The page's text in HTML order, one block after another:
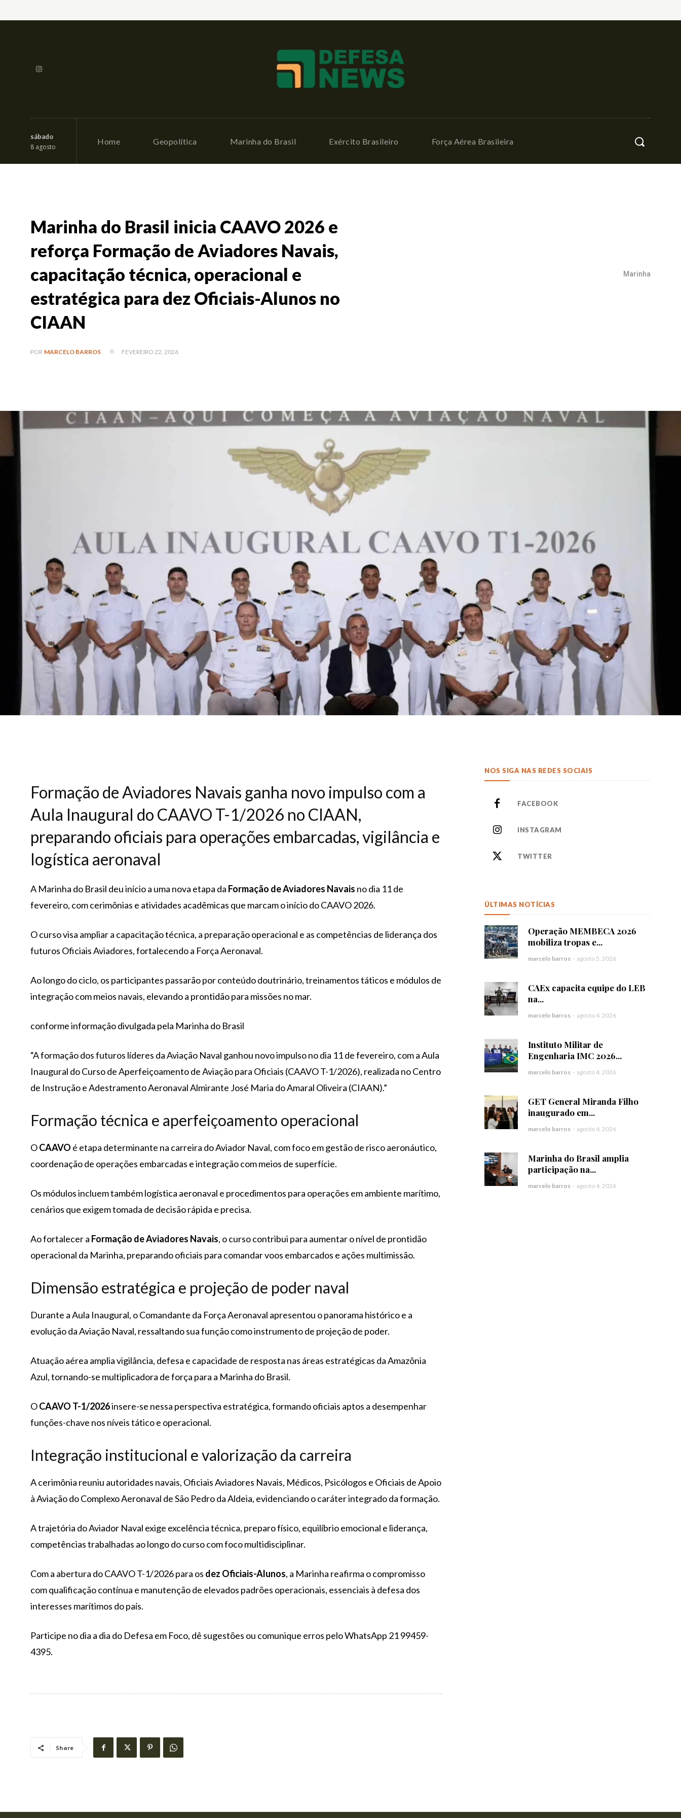
sábado
8 agosto
Home Geopolítica Marinha do Brasil Exército Brasileiro Força Aérea Brasileira
Marinha do Brasil inicia CAAVO 2026 e
reforça Formação de Aviadores Navais,
capacitação técnica, operacional e
estratégica para dez Oficiais-Alunos no
CIAAN
Marinha
POR MARCELO BARROS FEVEREIRO 22, 2026
Formação de Aviadores Navais ganha novo impulso com a
Aula Inaugural do CAAVO T-1/2026 no CIAAN,
preparando oficiais para operações embarcadas, vigilância e
logística aeronaval
A Marinha do Brasil deu início a uma nova etapa da Formação de Aviadores Navais no dia 11 de
fevereiro, com cerimônias e atividades acadêmicas que marcam o início do CAAVO 2026.
O curso visa ampliar a capacitação técnica, a preparação operacional e as competências de liderança dos
futuros Oficiais Aviadores, fortalecendo a Força Aeronaval.
Ao longo do ciclo, os participantes passarão por conteúdo doutrinário, treinamentos táticos e módulos de
integração com meios navais, elevando a prontidão para missões no mar.
conforme informação divulgada pela Marinha do Brasil
“A formação dos futuros líderes da Aviação Naval ganhou novo impulso no dia 11 de fevereiro, com a Aula
Inaugural do Curso de Aperfeiçoamento de Aviação para Oficiais (CAAVO T-1/2026), realizada no Centro
de Instrução e Adestramento Aeronaval Almirante José Maria do Amaral Oliveira (CIAAN).”
Formação técnica e aperfeiçoamento operacional
OCAAVO é etapa determinante na carreira do Aviador Naval, com foco em gestão de risco aeronáutico,
coordenação de operações embarcadas e integração com meios de superfície.
Os módulos incluem também logística aeronaval e procedimentos para operações em ambiente marítimo,
cenários que exigem tomada de decisão rápida e precisa.
Ao fortalecer a Formação de Aviadores Navais, o curso contribui para aumentar o nível de prontidão
operacional da Marinha, preparando oficiais para comandar voos embarcados e ações multimissão.
Dimensão estratégica e projeção de poder naval
Durante a Aula Inaugural, o Comandante da Força Aeronaval apresentou o panorama histórico e a
evolução da Aviação Naval, ressaltando sua função como instrumento de projeção de poder.
Atuação aérea amplia vigilância, defesa e capacidade de resposta nas áreas estratégicas da Amazônia
Azul, tornando-se multiplicadora de força para a Marinha do Brasil.
OCAAVO T-1/2026insere-se nessa perspectiva estratégica, formando oficiais aptos a desempenhar
funções-chave nos níveis tático e operacional.
Integração institucional e valorização da carreira
A cerimônia reuniu autoridades navais, Oficiais Aviadores Navais, Médicos, Psicólogos e Oficiais de Apoio
à Aviação do Complexo Aeronaval de São Pedro da Aldeia, evidenciando o caráter integrado da formação.
A trajetória do Aviador Naval exige excelência técnica, preparo físico, equilíbrio emocional e liderança,
competências trabalhadas ao longo do curso com foco multidisciplinar.
Com a abertura do CAAVO T-1/2026 para os dez Oficiais-Alunos, a Marinha reafirma o compromisso
com qualificação contínua e manutenção de elevados padrões operacionais, essenciais à defesa dos
interesses marítimos do país.
Participe no dia a dia do Defesa em Foco, dê sugestões ou comunique erros pelo WhatsApp 21 99459-
4395.
Share
NOS SIGA NAS REDES SOCIAIS
FACEBOOK
INSTAGRAM
TWITTER
ÚLTIMAS NOTÍCIAS
Operação MEMBECA 2026
mobiliza tropas e...
marcelo barros - agosto 5, 2026
CAEx capacita equipe do LEB
na...
marcelo barros - agosto 4, 2026
Instituto Militar de
Engenharia IMC 2026...
marcelo barros - agosto 4, 2026
GET General Miranda Filho
inaugurado em...
marcelo barros - agosto 4, 2026
Marinha do Brasil amplia
participação na...
marcelo barros - agosto 4, 2026